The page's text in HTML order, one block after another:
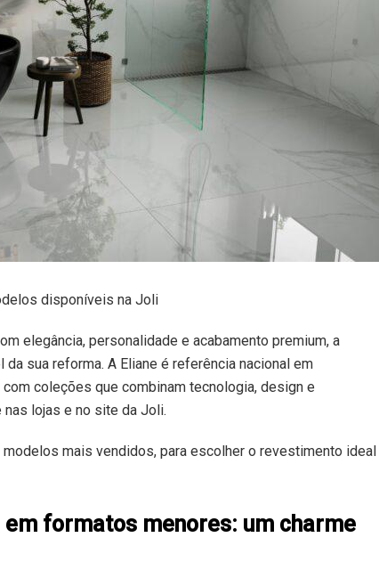
disponíveis na Joli
elegância, personalidade e acabamento premium, a
sua reforma. A Eliane é referência nacional em
coleções que combinam tecnologia, design e
lojas e no site da Joli.
mais vendidos, para escolher o revestimento ideal
formatos menores: um charme